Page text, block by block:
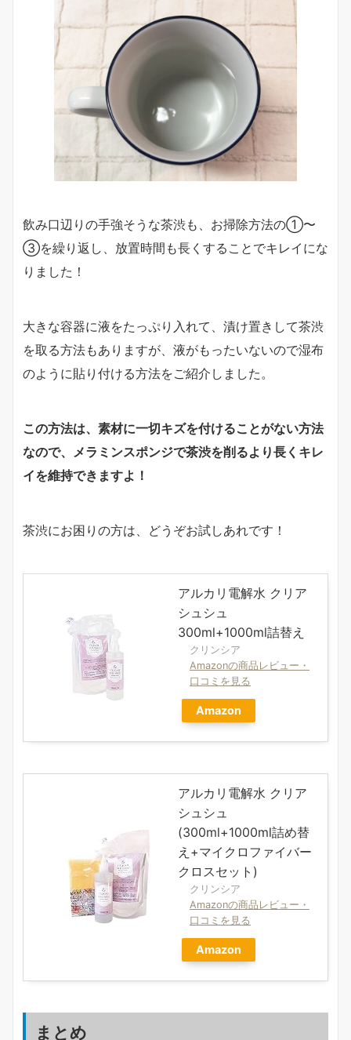
飲み口辺りの手強そうな茶渋も、お掃除方法の①〜
③を繰り返し、放置時間も長くすることでキレイにな
りました！
大きな容器に液をたっぷり入れて、漬け置きして茶渋
を取る方法もありますが、液がもったいないので湿布
のように貼り付ける方法をご紹介しました。
この方法は、素材に一切キズを付けることがない方法
なので、メラミンスポンジで茶渋を削るより長くキレ
イを維持できますよ！
茶渋にお困りの方は、どうぞお試しあれです！
アルカリ電解水 クリア
シュシュ
300ml+1000ml詰替え
クリンシア
Amazonの商品レビュー・
口コミを見る
Amazon
アルカリ電解水 クリア
シュシュ
(300ml+1000ml詰め替
え+マイクロファイバー
クロスセット)
クリンシア
Amazonの商品レビュー・
口コミを見る
Amazon
まとめ